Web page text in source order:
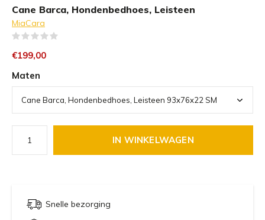
Cane Barca, Hondenbedhoes, Leisteen
MiaCara
€199,00
Maten
IN WINKELWAGEN
Snelle bezorging